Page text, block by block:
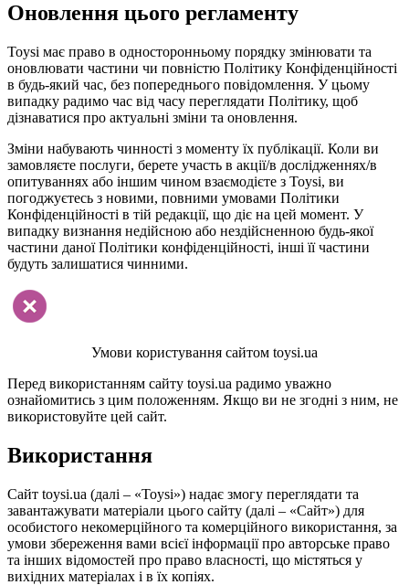
Оновлення цього регламенту
Toysi має право в односторонньому порядку змінювати та
оновлювати частини чи повністю Політику Конфіденційності
в будь-який час, без попереднього повідомлення. У цьому
випадку радимо час від часу переглядати Політику, щоб
дізнаватися про актуальні зміни та оновлення.
Зміни набувають чинності з моменту їх публікації. Коли ви
замовляєте послуги, берете участь в акції/в дослідженнях/в
опитуваннях або іншим чином взаємодієте з Toysi, ви
погоджуєтесь з новими, повними умовами Політики
Конфіденційності в тій редакції, що діє на цей момент. У
випадку визнання недійсною або нездійсненною будь-якої
частини даної Політики конфіденційності, інші її частини
будуть залишатися чинними.
Умови користування сайтом toysi.ua
Перед використанням сайту toysi.ua радимо уважно
ознайомитись з цим положенням. Якщо ви не згодні з ним, не
використовуйте цей сайт.
Використання
Сайт toysi.ua (далі – «Toysi») надає змогу переглядати та
завантажувати матеріали цього сайту (далі – «Сайт») для
особистого некомерційного та комерційного використання, за
умови збереження вами всієї інформації про авторське право
та інших відомостей про право власності, що містяться у
вихідних матеріалах і в їх копіях.